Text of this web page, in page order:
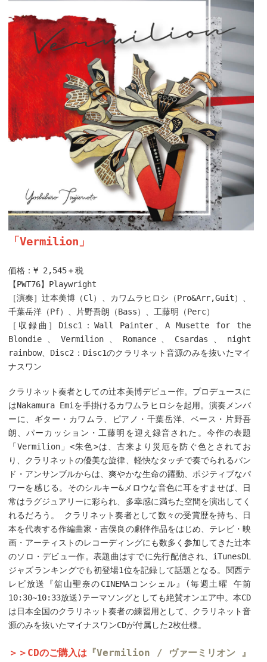
「Vermilion」
価格：¥ 2,545＋税
【PWT76】Playwright
［演奏］辻本美博（Cl）、カワムラヒロシ（Pro&Arr,Guit）、
千葉岳洋（Pf）、片野吾朗（Bass）、工藤明（Perc）
［収録曲］Disc1：Wall Painter、A Musette for the
Blondie、Vermilion、Romance、Csardas、night
rainbow、Disc2：Disc1のクラリネット音源のみを抜いたマイ
ナスワン
クラリネット奏者としての辻本美博デビュー作。プロデュースに
はNakamura Emiを手掛けるカワムラヒロシを起用。演奏メンバ
ーに、ギター・カワムラ、ピアノ・千葉岳洋、ベース・片野吾
朗、パーカッション・工藤明を迎え録音された。今作の表題
「Vermilion」<朱色>は、古来より災厄を防ぐ色とされてお
り、クラリネットの優美な旋律、軽快なタッチで奏でられるバン
ド・アンサンブルからは、爽やかな生命の躍動、ポジティブなパ
ワーを感じる。そのシルキー&メロウな音色に耳をすませば、日
常はラグジュアリーに彩られ、多幸感に満ちた空間を演出してく
れるだろう。 クラリネット奏者として数々の受賞歴を持ち、日
本を代表する作編曲家・吉俣良の劇伴作品をはじめ、テレビ・映
画・アーティストのレコーディングにも数多く参加してきた辻本
のソロ・デビュー作。表題曲はすでに先行配信され、iTunesDL
ジャズランキングでも初登場1位を記録して話題となる。関西テ
レビ放送『舘山聖奈のCINEMAコンシェル』(毎週土曜 午前
10:30~10:33放送)テーマソングとしても絶賛オンエア中。本CD
は日本全国のクラリネット奏者の練習用として、クラリネット音
源のみを抜いたマイナスワンCDが付属した2枚仕様。
＞＞CDのご購入は 『Vermilion / ヴァーミリオン 』